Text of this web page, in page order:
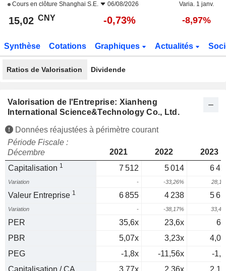
Cours en clôture Shanghai S.E. 06/08/2026 Varia. 1 janv.
15,02 CNY -0,73% -8,97%
Synthèse Cotations Graphiques Actualités
Ratios de Valorisation Dividende
Valorisation de l'Entreprise: Xianheng
International Science&Technology Co., Ltd.
Données réajustées à périmètre courant
Période Fiscale :
Décembre
2021 2022
2023
Capitalisation 1 7 512 5 014 6
Variation - -33,26%
Valeur Entreprise 1 6 855 4 238 5
Variation - -38,17%
PER 35,6x 23,6x
PBR
5,07x 3,23x
PEG
-1,8x -11,56x
-
Capitalisation / CA
3,77x 2,36x